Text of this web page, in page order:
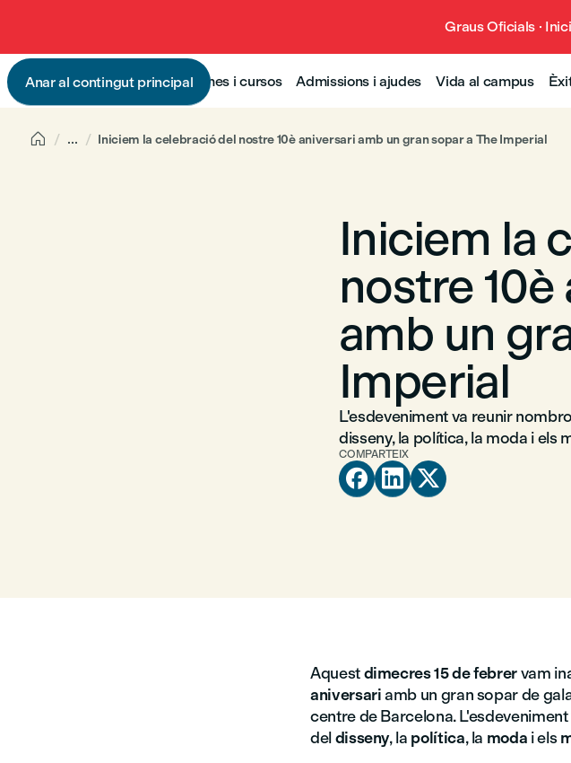
Graus Oficials ·
Anar al contingut principalProgrames i cursos Admissions i ajudes Vida al campus
 ... Iniciem la celebració del nostre 10è aniversari amb un gran sopar a The Imperial
Iniciem la
nostre
amb un
Imperial
L'esdeveniment va reunir
disseny, la política, la moda i els
COMPARTEIX
  
Aquestdimecres 15 de febrervam
aniversariamb un gran sopar de
centre de Barcelona.
deldisseny, la política, la moda i els